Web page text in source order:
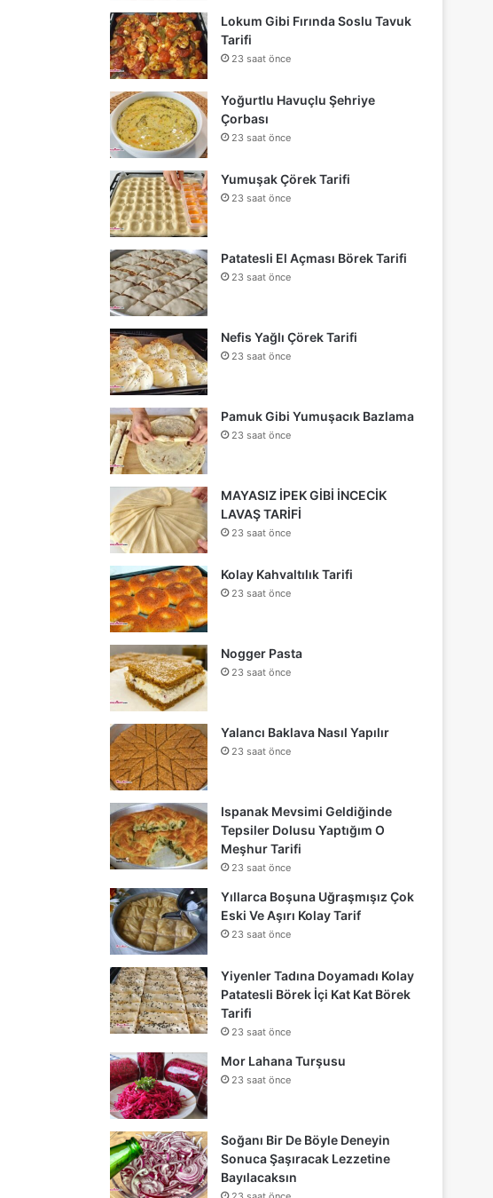
Lokum Gibi Fırında Soslu Tavuk
Tarifi
23 saat önce
Yoğurtlu Havuçlu Şehriye
Çorbası
23 saat önce
Yumuşak Çörek Tarifi
23 saat önce
Patatesli El Açması Börek Tarifi
23 saat önce
Nefis Yağlı Çörek Tarifi
23 saat önce
Pamuk Gibi Yumuşacık Bazlama
23 saat önce
MAYASIZ İPEK GİBİ İNCECİK
LAVAŞ TARİFİ
23 saat önce
Kolay Kahvaltılık Tarifi
23 saat önce
Nogger Pasta
23 saat önce
Yalancı Baklava Nasıl Yapılır
23 saat önce
Ispanak Mevsimi Geldiğinde
Tepsiler Dolusu Yaptığım O
Meşhur Tarifi
23 saat önce
Yıllarca Boşuna Uğraşmışız Çok
Eski Ve Aşırı Kolay Tarif
23 saat önce
Yiyenler Tadına Doyamadı Kolay
Patatesli Börek İçi Kat Kat Börek
Tarifi
23 saat önce
Mor Lahana Turşusu
23 saat önce
Soğanı Bir De Böyle Deneyin
Sonuca Şaşıracak Lezzetine
Bayılacaksın